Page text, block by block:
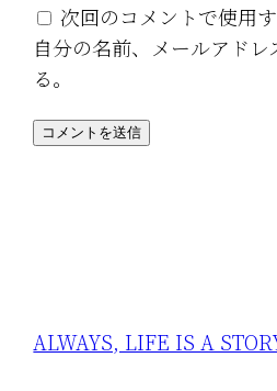
次回のコメントで使用
自分の名前、メールアド
る。
ALWAYS, LIFE IS A